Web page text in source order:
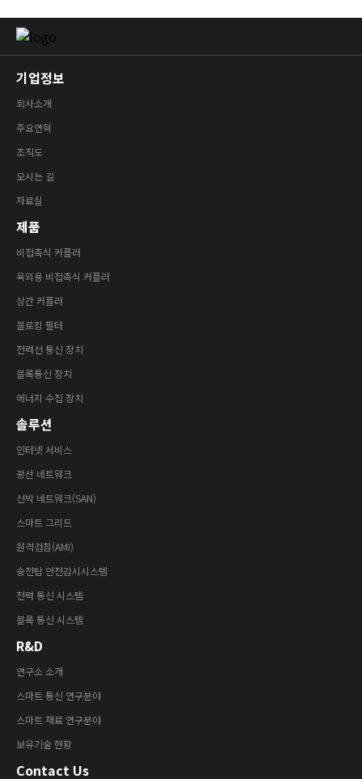
기업정보
회사소개
주요연혁
조직도
오시는 길
자료실
제품
비접촉식 커플러
옥외용 비접촉식 커플러
상간 커플러
블로킹 필터
전력선 통신 장치
블록통신 장치
에너지 수집 장치
솔루션
인터넷 서비스
광산 네트워크
선박 네트워크(SAN)
스마트 그리드
원격검침(AMI)
송전탑 안전감시시스템
전력 통신 시스템
블록 통신 시스템
R&D
연구소 소개
스마트 통신 연구분야
스마트 재료 연구분야
보유기술 현황
Contact Us